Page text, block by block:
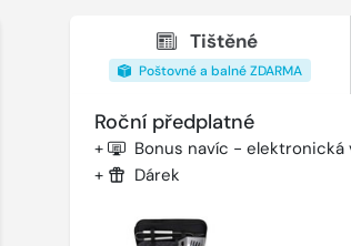
Tištěné
Poštovné a balné ZDARMA
Roční předplatné
+ Bonus navíc - elektronická
+ Dárek